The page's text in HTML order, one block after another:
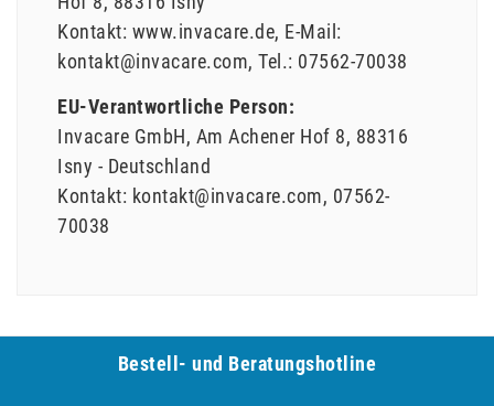
Kontakt: www.invacare.de E-Mail:
kontakt@invacare.com Tel.: 07562-70038
EU-Verantwortliche Person:
Invacare GmbH Am Achener Hof 8 88316
Isny
Deutschland
Kontakt: kontakt@invacare.com 07562-
70038
Bestell- und Be­ra­tungs­hot­line